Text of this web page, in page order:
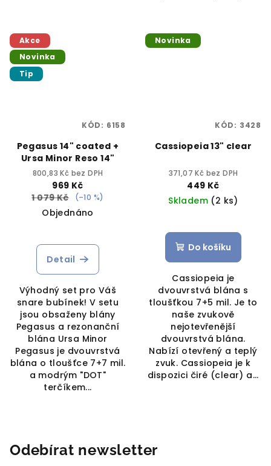
Akce
Novinka
Tip
Pegasus 14" coated +
Ursa Minor Reso 14"
800,83 Kč bez DPH
969 Kč
1 079 Kč
(–10 %)
Objednáno
Detail
Výhodný set pro Váš
snare bubínek! V setu
jsou obsaženy blány
Pegasus a rezonanční
blána Ursa Minor
Pegasus je dvouvrstvá
blána o tloušťce 7+7 mil.
a modrým "DOT"
terčíkem...
KÓD: 6158
Novinka
Cassiopeia 13" clear
371,07 Kč bez DPH
449 Kč
Skladem (2 ks)
Do košíku
Cassiopeia je
dvouvrstvá blána s
tloušťkou 7+5 mil. Je to
naše zvukově
nejotevřenější
dvouvrstvá blána.
Nabízí otevřený a teplý
zvuk. Cassiopeia je k
dispozici čiré (clear) a...
KÓD: 3428
Odebírat newsletter